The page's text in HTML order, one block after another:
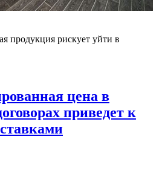
продукция рискует уйти в
цена в
приведет к